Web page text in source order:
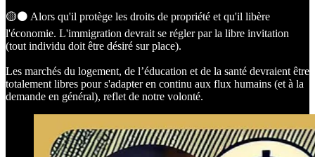
🟡⚫️ Alors qu'il protège les droits de propriété et qu'il libère
l'économie. L'immigration devrait se régler par la libre invitation
(tout individu doit être désiré sur place).
Les marchés du logement, de l’éducation et de la santé devraient être
totalement libres pour s'adapter en continu aux flux humains (et à la
demande en général), reflet de notre volonté.